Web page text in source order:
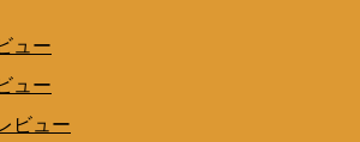
ュー
ュー
ビュー